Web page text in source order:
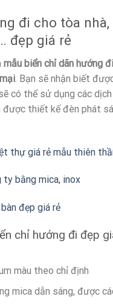
đi cho tòa
đẹp giá rẻ
mẫu biển chỉ dãn hướng
. Bạn sẽ nhận biết
có thể sử dụng các
được thiết kế đèn phát
thự giá rẻ mẫu thiên
ty bằng mica, inox
đẹp giá rẻ
chỉ hướng đi đẹp
màu theo chỉ định
mica dẫn sáng, được